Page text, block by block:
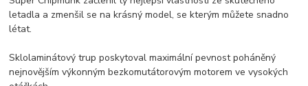
letadla a zmenšil se na krásný model, se kterým můžete snadno
létat.
Sklolaminátový trup poskytoval maximální pevnost poháněný
nejnovějším výkonným bezkomutátorovým motorem ve vysokých